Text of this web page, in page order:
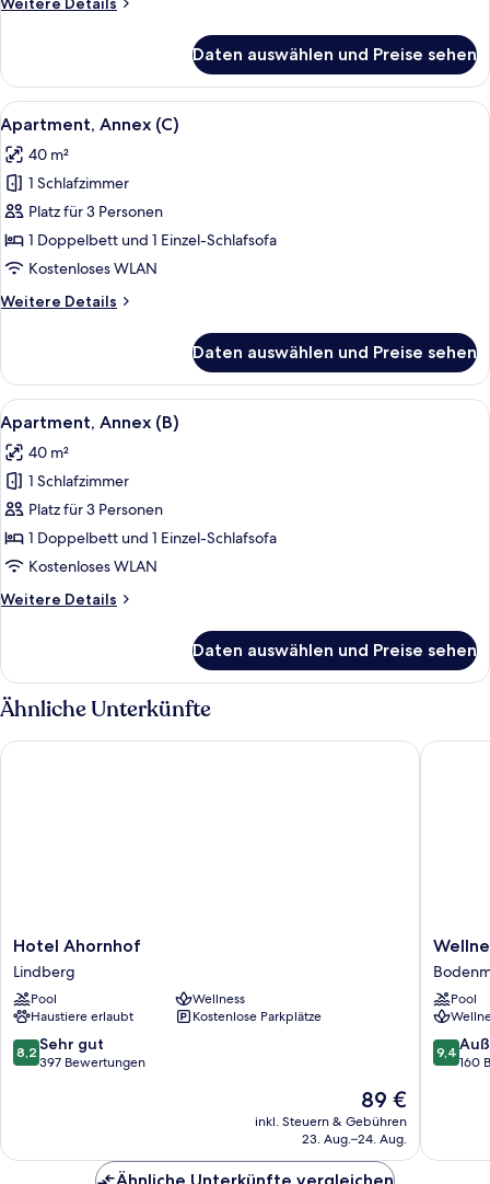
Daten auswählen und Preise sehen
Alle
Fotos
für
Apartment,
Annex
(C)
anzeigen
Ein Schlafzimmer mit einem
6
Apartment, Annex (C)
40 m²
1 Schlafzimmer
Platz für 3 Personen
1 Doppelbett und 1 Einzel-Schlafsofa
Kostenloses WLAN
Weitere Details
Weitere
Annex
(C)
Daten auswählen und Preise sehen
Alle
Fotos
für
Apartment,
Annex
(B)
anzeigen
Ein Doppelbett mit hölzernem
6
Apartment, Annex (B)
40 m²
1 Schlafzimmer
Platz für 3 Personen
1 Doppelbett und 1 Einzel-Schlafsofa
Kostenloses WLAN
Weitere Details
Weitere
Annex
(B)
Daten auswählen und Preise sehen
Ähnliche Unterkünfte
Hotel
Ahornhof
Lindberg
Hotel Ahornhof
Lindberg
Pool
Wellness
Haustiere erlaubt
Kostenlose Parkplätze
8.2
von
Bewertungen
8,2 Sehr gut
397 Bewertungen
Der
Preis
beträgt
89 €
inkl. Steuern & Gebühren
23. Aug.–24. Aug.
Hotel Ahornhof
und
Adam-
Bräu
Pool
9.4
von
9,4
160
Ähnliche Unterkünfte vergleichen